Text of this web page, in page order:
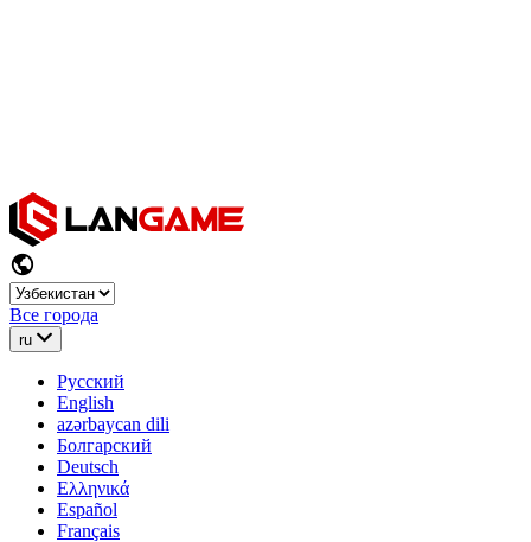
Все города
ru
Русский
English
azərbaycan dili
Болгарский
Deutsch
Ελληνικά
Español
Français